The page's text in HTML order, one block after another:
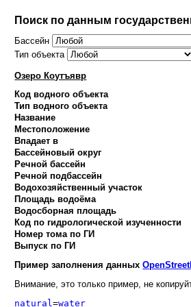
Поиск по данным
Бассейн
Тип объекта
Озеро Коутъявр
Код водного объекта
Тип водного объекта
Название
Местоположение
Впадает в
Бассейновый округ
Речной бассейн
Речной подбассейн
Водохозяйственный участок
Площадь водоёма
Водосборная площадь
Код по гидрологической изученности
Номер тома по ГИ
Выпуск по ГИ
Пример заполнения данных
Внимание, это только пример, не
natural=water